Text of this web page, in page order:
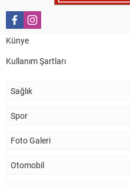
TEKİRDAĞ İL
Künye
Kullanım Şartları
Sağlık
Spor
Foto Galeri
Otomobil